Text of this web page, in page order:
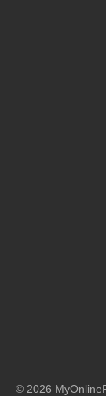
© 2026